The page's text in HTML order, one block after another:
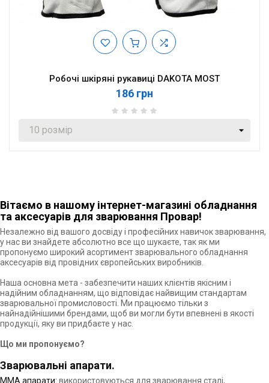
Робочі шкіряні рукавиці DAKOTA MOST
186 грн
Вітаємо в нашому інтернет-магазині обладнання
та аксесуарів для зварювання Провар!
Незалежно від вашого досвіду і професійних навичок зварювання,
у нас ви знайдете абсолютно все що шукаєте, так як ми
пропонуємо широкий асортимент зварювального обладнання
аксесуарів від провідних європейських виробників.
Наша основна мета - забезпечити наших клієнтів якісним і
надійним обладнанням, що відповідає найвищим стандартам
зварювальної промисловості. Ми працюємо тільки з
найнадійнішими брендами, щоб ви могли бути впевнені в якості
продукції, яку ви придбаєте у нас.
Що ми пропонуємо?
Зварювальні апарати.
ММА апарати: використовуються для зварювання сталі,